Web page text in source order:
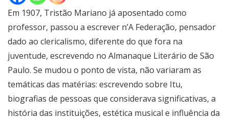
Em 1907, Tristão Mariano já aposentado como
professor, passou a escrever n’A Federação, pensador
dado ao clericalismo, diferente do que fora na
juventude, escrevendo no Almanaque Literário de São
Paulo. Se mudou o ponto de vista, não variaram as
temáticas das matérias: escrevendo sobre Itu,
biografias de pessoas que considerava significativas, a
história das instituições, estética musical e influência da